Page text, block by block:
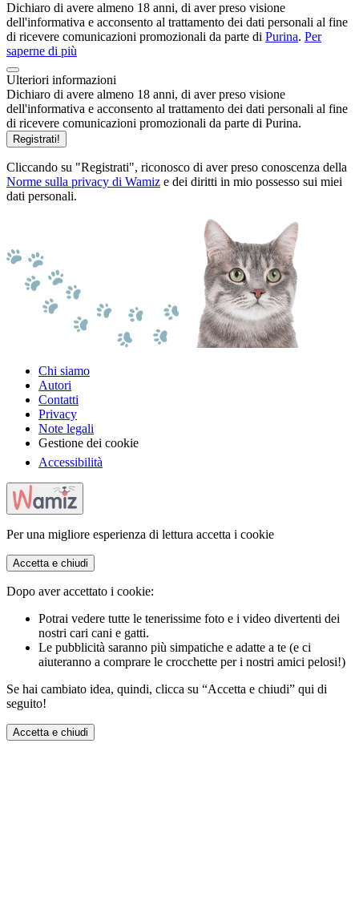
Dichiaro di avere almeno 18 anni, di aver preso visione
dell'informativa e acconsento al trattamento dei dati personali al fine
di ricevere comunicazioni promozionali da parte di Purina. Per
saperne di più
Ulteriori informazioni
Dichiaro di avere almeno 18 anni, di aver preso visione
dell'informativa e acconsento al trattamento dei dati personali al fine
di ricevere comunicazioni promozionali da parte di Purina.
Registrati!
Cliccando su "Registrati", riconosco di aver preso conoscenza della
Norme sulla privacy di Wamiz e dei diritti in mio possesso sui miei
dati personali.
Chi siamo
Autori
Contatti
Privacy
Note legali
Gestione dei cookie
Accessibilità
Per una migliore esperienza di lettura accetta i cookie
Accetta e chiudi
Dopo aver accettato i cookie:
Potrai vedere tutte le tenerissime foto e i video divertenti dei
nostri cari cani e gatti.
Le pubblicità saranno più simpatiche e adatte a te (e ci
aiuteranno a comprare le crocchette per i nostri amici pelosi!)
Se hai cambiato idea, quindi, clicca su “Accetta e chiudi” qui di
seguito!
Accetta e chiudi